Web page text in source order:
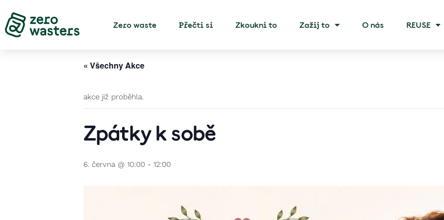
Zero waste Přečti si Zkoukni to Zažij to O nás REUSE
« Všechny Akce
akce již proběhla.
Zpátky k sobě
6. června @ 10:00 - 12:00